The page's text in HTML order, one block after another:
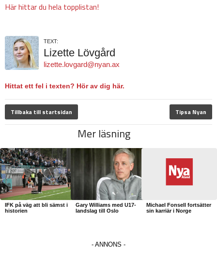
Här hittar du hela topplistan!
TEXT:
Lizette Lövgård
lizette.lovgard@nyan.ax
Hittat ett fel i texten? Hör av dig här.
Tillbaka till startsidan Tipsa Nyan
Mer läsning
IFK på väg att bli sämst i
historien
Gary Williams med U17-
landslag till Oslo
Michael Fonsell fortsätter
sin karriär i Norge